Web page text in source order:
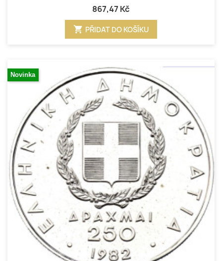
867,47 Kč
shopping_cart PŘIDAT DO KOŠÍKU
Novinka